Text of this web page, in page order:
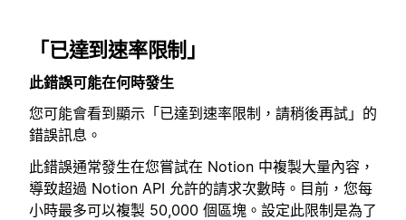
「已達到速率限制」
此錯誤可能在何時發生
您可能會看到顯示「已達到速率限制，請稍後再試」的
錯誤訊息。
此錯誤通常發生在您嘗試在 Notion 中複製大量內容，
導致超過 Notion API 允許的請求次數時。目前，您每
小時最多可以複製 50,000 個區塊。設定此限制是為了